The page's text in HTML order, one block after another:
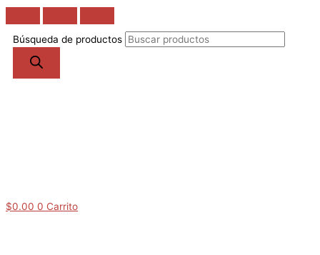
Búsqueda de productos
$0.00 0 Carrito